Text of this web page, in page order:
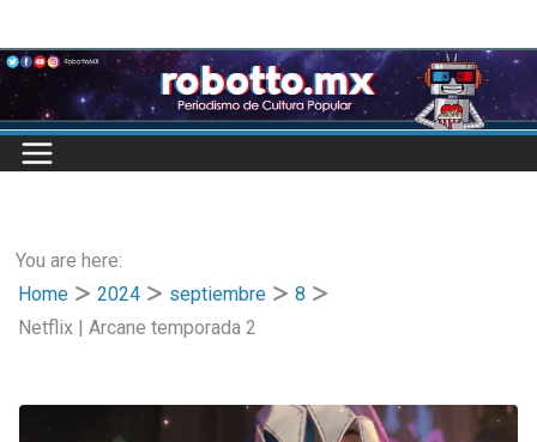
to
content
You are here:
Home
2024 septiembre
8
Netflix | Arcane temporada 2